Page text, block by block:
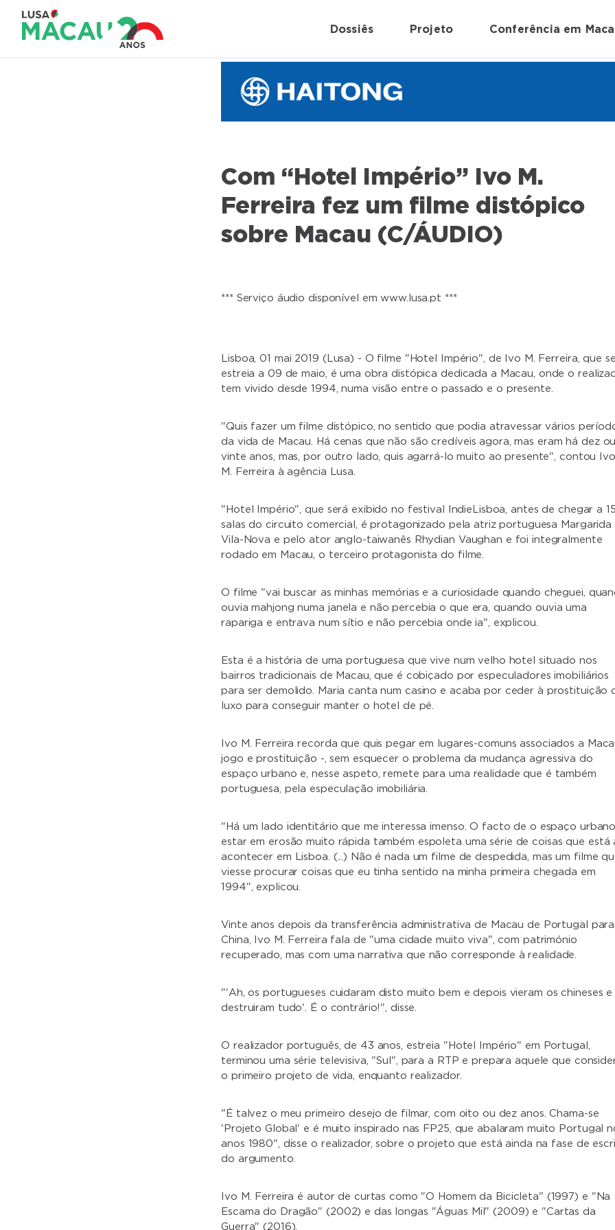
Dossiês Projeto Conferência em
Com “Hotel Império” Ivo M.
Ferreira fez um filme distópico
sobre Macau (C/ÁUDIO)
*** Serviço áudio disponível em www.lusa.pt ***
Lisboa, 01 mai 2019 (Lusa) - O filme "Hotel Império", de Ivo M. Ferreira, que se
estreia a 09 de maio, é uma obra distópica dedicada a Macau, onde o
tem vivido desde 1994, numa visão entre o passado e o presente.
"Quis fazer um filme distópico, no sentido que podia atravessar vários
da vida de Macau. Há cenas que não são credíveis agora, mas eram há dez ou
vinte anos, mas, por outro lado, quis agarrá-lo muito ao presente", contou Ivo
M. Ferreira à agência Lusa.
"Hotel Império", que será exibido no festival IndieLisboa, antes de chegar a 15
salas do circuito comercial, é protagonizado pela atriz portuguesa Margarida
Vila-Nova e pelo ator anglo-taiwanês Rhydian Vaughan e foi integralmente
rodado em Macau, o terceiro protagonista do filme.
O filme "vai buscar as minhas memórias e a curiosidade quando cheguei,
ouvia mahjong numa janela e não percebia o que era, quando ouvia uma
rapariga e entrava num sítio e não percebia onde ia", explicou.
Esta é a história de uma portuguesa que vive num velho hotel situado nos
bairros tradicionais de Macau, que é cobiçado por especuladores imobiliários
para ser demolido. Maria canta num casino e acaba por ceder à prostituição
luxo para conseguir manter o hotel de pé.
Ivo M. Ferreira recorda que quis pegar em lugares-comuns associados a
jogo e prostituição -, sem esquecer o problema da mudança agressiva do
espaço urbano e, nesse aspeto, remete para uma realidade que é também
portuguesa, pela especulação imobiliária.
"Há um lado identitário que me interessa imenso. O facto de o espaço urbano
estar em erosão muito rápida também espoleta uma série de coisas que está
acontecer em Lisboa. (...) Não é nada um filme de despedida, mas um filme
viesse procurar coisas que eu tinha sentido na minha primeira chegada em
1994", explicou.
Vinte anos depois da transferência administrativa de Macau de Portugal
China, Ivo M. Ferreira fala de "uma cidade muito viva", com património
recuperado, mas com uma narrativa que não corresponde à realidade.
"'Ah, os portugueses cuidaram disto muito bem e depois vieram os chineses e
destruiram tudo'. É o contrário!", disse.
O realizador português, de 43 anos, estreia "Hotel Império" em Portugal,
terminou uma série televisiva, "Sul", para a RTP e prepara aquele que
o primeiro projeto de vida, enquanto realizador.
"É talvez o meu primeiro desejo de filmar, com oito ou dez anos. Chama-se
'Projeto Global' e é muito inspirado nas FP25, que abalaram muito Portugal
anos 1980", disse o realizador, sobre o projeto que está ainda na fase de
do argumento.
Ivo M. Ferreira é autor de curtas como "O Homem da Bicicleta" (1997) e "Na
Escama do Dragão" (2002) e das longas "Águas Mil" (2009) e "Cartas da
Guerra" (2016).